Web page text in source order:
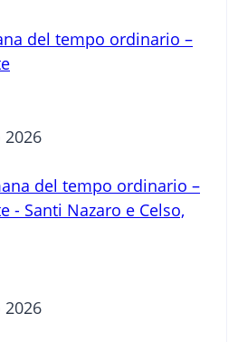
del tempo ordinario –
2026
del tempo ordinario –
- Santi Nazaro e Celso,
2026